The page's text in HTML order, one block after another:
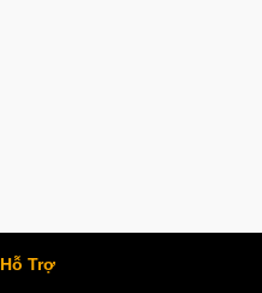
Hỗ Trợ